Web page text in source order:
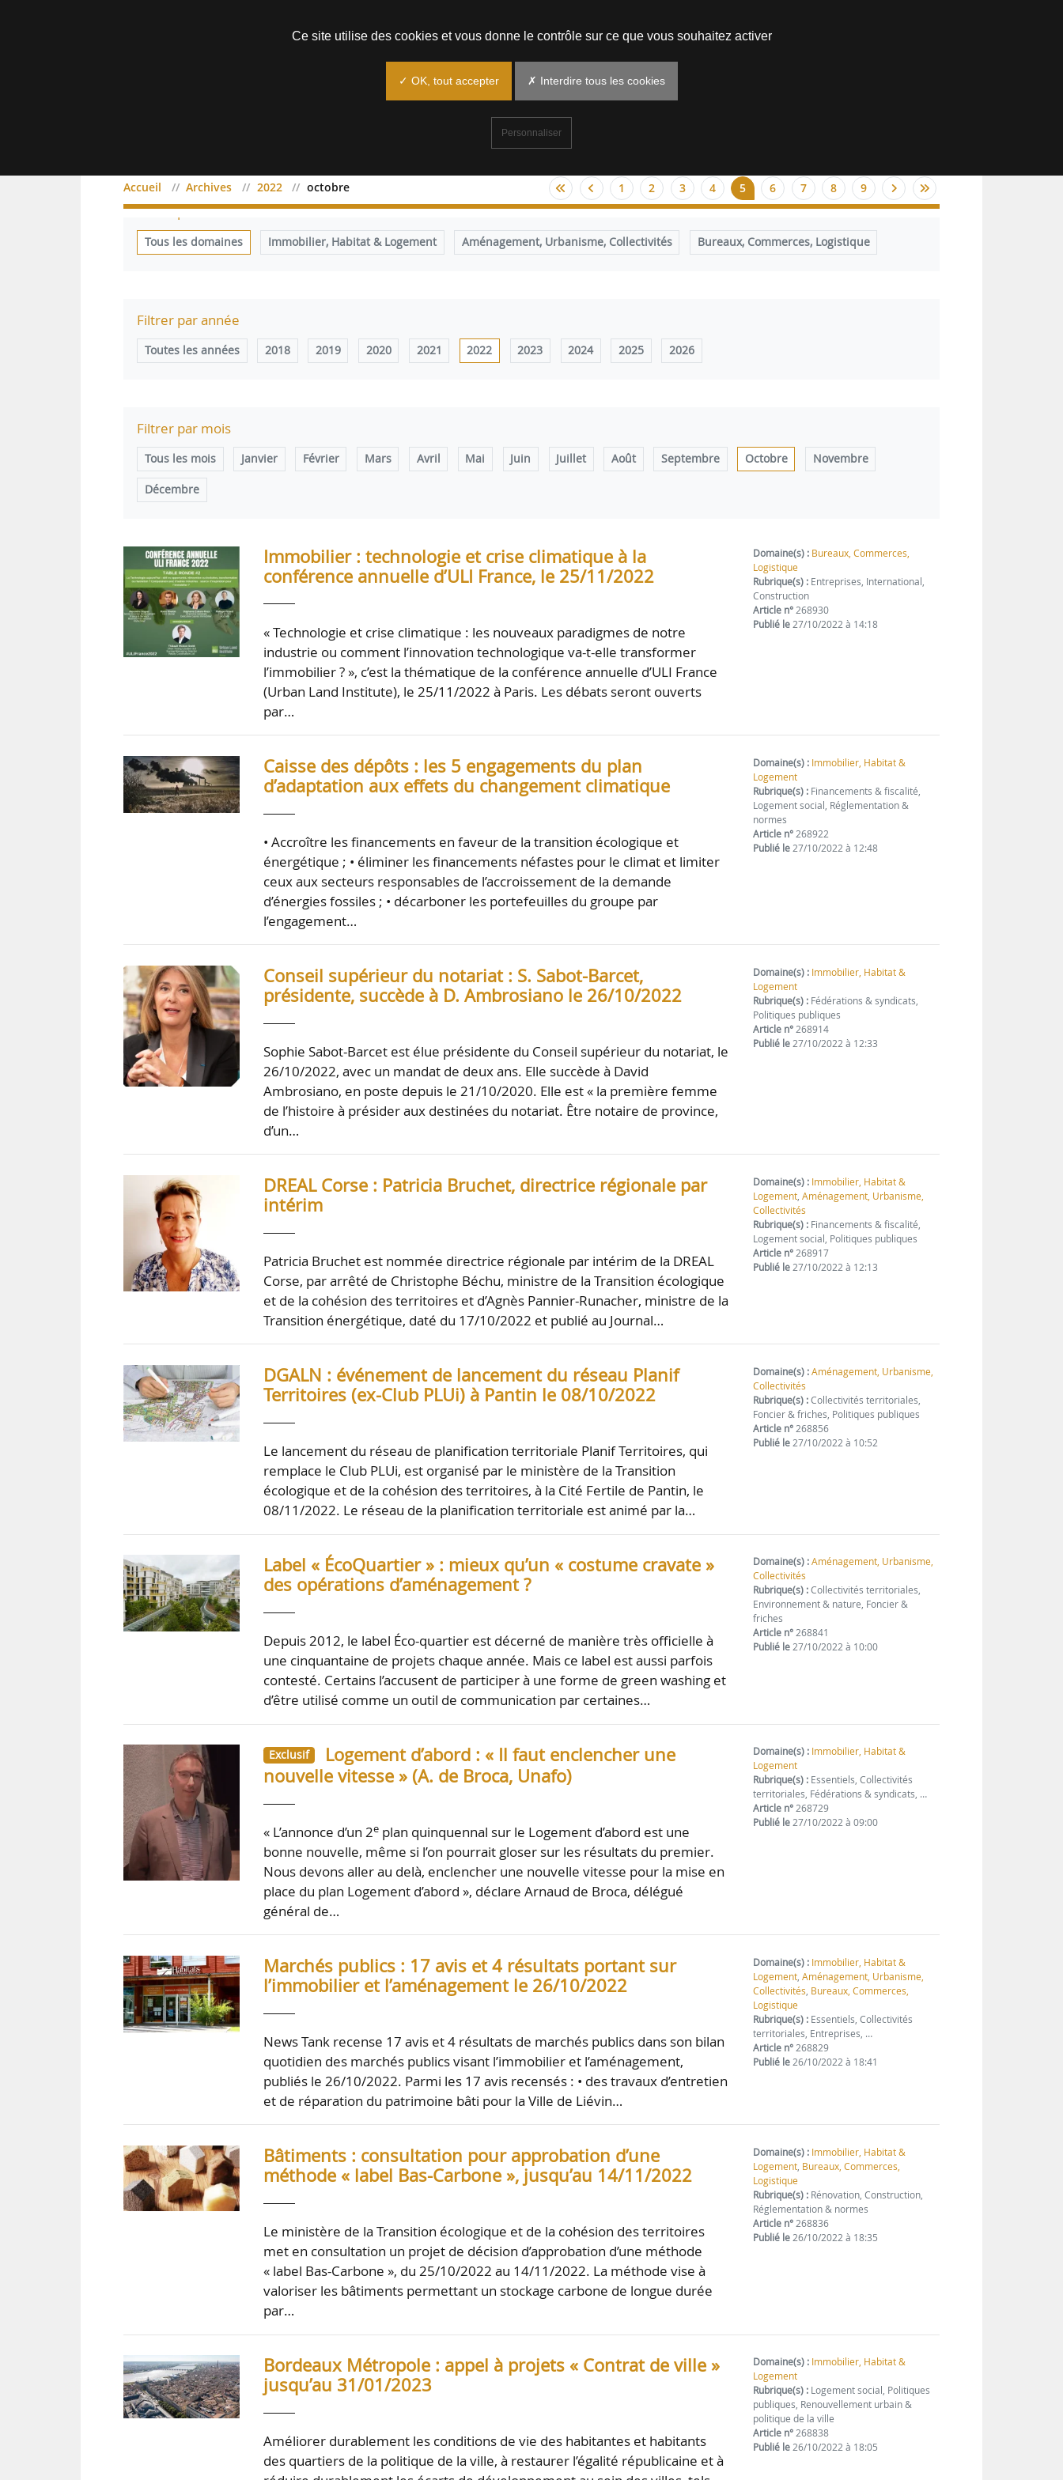
Accueil Archives 2022 octobre 1 2 3 4 5 6 7 8 9
Filtrer par domaine
Tous les domaines Immobilier, Habitat & Logement Aménagement, Urbanisme, Collectivités Bureaux, Commerces, Logistique
Filtrer par année
Toutes les années 2018 2019 2020 2021 2022 2023 2024 2025 2026
Filtrer par mois
Tous les mois Janvier Février Mars Avril Mai Juin Juillet Août Septembre Octobre Novembre
Décembre
Immobilier : technologie et crise climatique à la
conférence annuelle d’ULI France, le 25/11/2022
« Technologie et crise climatique : les nouveaux paradigmes de notre
industrie ou comment l’innovation technologique va-t-elle transformer
l’immobilier ? », c’est la thématique de la conférence annuelle d’ULI France
(Urban Land Institute), le 25/11/2022 à Paris. Les débats seront ouverts
par…
Domaine(s) : Bureaux, Commerces,
Logistique
Rubrique(s) : Entreprises, International,
Construction
Article n°268930
Publié le27/10/2022 à 14:18
Caisse des dépôts : les 5 engagements du plan
d’adaptation aux effets du changement climatique
• Accroître les financements en faveur de la transition écologique et
énergétique ; • éliminer les financements néfastes pour le climat et limiter
ceux aux secteurs responsables de l’accroissement de la demande
d’énergies fossiles ; • décarboner les portefeuilles du groupe par
l’engagement…
Domaine(s) : Immobilier, Habitat &
Logement
Rubrique(s) : Financements & fiscalité,
Logement social, Réglementation &
normes
Article n°268922
Publié le27/10/2022 à 12:48
Conseil supérieur du notariat : S. Sabot-Barcet,
présidente, succède à D. Ambrosiano le 26/10/2022
Sophie Sabot-Barcet est élue présidente du Conseil supérieur du notariat, le
26/10/2022, avec un mandat de deux ans. Elle succède à David
Ambrosiano, en poste depuis le 21/10/2020. Elle est « la première femme
de l’histoire à présider aux destinées du notariat. Être notaire de province,
d’un…
Domaine(s) : Immobilier, Habitat &
Logement
Rubrique(s) : Fédérations & syndicats,
Politiques publiques
Article n°268914
Publié le27/10/2022 à 12:33
DREAL Corse : Patricia Bruchet, directrice régionale par
intérim
Patricia Bruchet est nommée directrice régionale par intérim de la DREAL
Corse, par arrêté de Christophe Béchu, ministre de la Transition écologique
et de la cohésion des territoires et d’Agnès Pannier-Runacher, ministre de la
Transition énergétique, daté du 17/10/2022 et publié au Journal…
Domaine(s) : Immobilier, Habitat &
Logement,Aménagement, Urbanisme,
Collectivités
Rubrique(s) : Financements & fiscalité,
Logement social, Politiques publiques
Article n°268917
Publié le27/10/2022 à 12:13
DGALN : événement de lancement du réseau Planif
Territoires (ex-Club PLUi) à Pantin le 08/10/2022
Le lancement du réseau de planification territoriale Planif Territoires, qui
remplace le Club PLUi, est organisé par le ministère de la Transition
écologique et de la cohésion des territoires, à la Cité Fertile de Pantin, le
08/11/2022. Le réseau de la planification territoriale est animé par la…
Domaine(s) : Aménagement, Urbanisme,
Collectivités
Rubrique(s) :Collectivités territoriales,
Foncier & friches, Politiques publiques
Article n°268856
Publié le27/10/2022 à 10:52
Label « ÉcoQuartier » : mieux qu’un « costume cravate »
des opérations d’aménagement ?
Depuis 2012, le label Éco-quartier est décerné de manière très officielle à
une cinquantaine de projets chaque année. Mais ce label est aussi parfois
contesté. Certains l’accusent de participer à une forme de green washing et
d’être utilisé comme un outil de communication par certaines…
Domaine(s) : Aménagement, Urbanisme,
Collectivités
Rubrique(s) :Collectivités territoriales,
Environnement & nature, Foncier &
friches
Article n°268841
Publié le27/10/2022 à 10:00
Exclusif
Logement d’abord : « Il faut enclencher une
nouvelle vitesse » (A. de Broca, Unafo)
« L’annonce d’un 2e plan quinquennal sur le Logement d’abord est une
bonne nouvelle, même si l’on pourrait gloser sur les résultats du premier.
Nous devons aller au delà, enclencher une nouvelle vitesse pour la mise en
place du plan Logement d’abord », déclare Arnaud de Broca, délégué
général de…
Domaine(s) : Immobilier, Habitat &
Logement
Rubrique(s) : Essentiels, Collectivités
territoriales, Fédérations & syndicats, …
Article n°268729
Publié le27/10/2022 à 09:00
Marchés publics : 17 avis et 4 résultats portant sur
l’immobilier et l’aménagement le 26/10/2022
News Tank recense 17 avis et 4 résultats de marchés publics dans son bilan
quotidien des marchés publics visant l’immobilier et l’aménagement,
publiés le 26/10/2022. Parmi les 17 avis recensés : • des travaux d’entretien
et de réparation du patrimoine bâti pour la Ville de Liévin…
Domaine(s) : Immobilier, Habitat &
Logement,Aménagement, Urbanisme,
Collectivités, Bureaux, Commerces,
Logistique
Rubrique(s) : Essentiels, Collectivités
territoriales, Entreprises, …
Article n°268829
Publié le26/10/2022 à 18:41
Bâtiments : consultation pour approbation d’une
méthode « label Bas-Carbone », jusqu’au 14/11/2022
Le ministère de la Transition écologique et de la cohésion des territoires
met en consultation un projet de décision d’approbation d’une méthode
« label Bas-Carbone », du 25/10/2022 au 14/11/2022. La méthode vise à
valoriser les bâtiments permettant un stockage carbone de longue durée
par…
Domaine(s) : Immobilier, Habitat &
Logement, Bureaux, Commerces,
Logistique
Rubrique(s) : Rénovation, Construction,
Réglementation & normes
Article n°268836
Publié le26/10/2022 à 18:35
Bordeaux Métropole : appel à projets « Contrat de ville »
jusqu’au 31/01/2023
Améliorer durablement les conditions de vie des habitantes et habitants
des quartiers de la politique de la ville, à restaurer l’égalité républicaine et à
Domaine(s) : Immobilier, Habitat &
Logement
Rubrique(s) : Logement social, Politiques
publiques, Renouvellement urbain &
politique de la ville
Article n°268838
Publié le26/10/2022 à 18:05
Ce site utilise des cookies et vous donne le contrôle sur ce que vous souhaitez activer
✓ OK, tout accepter ✗ Interdire tous les cookies
Personnaliser